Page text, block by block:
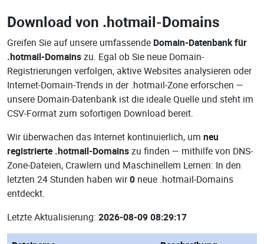
Download von .hotmail-Domains
Greifen Sie auf unsere umfassende Domain-Datenbank für
.hotmail-Domainszu. Egal ob Sie neue Domain-
Registrierungen verfolgen, aktive Websites analysieren oder
Internet-Domain-Trends in der .hotmail-Zone erforschen —
unsere Domain-Datenbank ist die ideale Quelle und steht im
CSV-Format zum sofortigen Download bereit.
Wir überwachen das Internet kontinuierlich, um neu
registrierte .hotmail-Domainszu finden — mithilfe von DNS-
Zone-Dateien, Crawlern und Maschinellem Lernen: In den
letzten 24 Stunden haben wir0 neue .hotmail-Domains
entdeckt.
Letzte Aktualisierung: 2026-08-09 08:29:17